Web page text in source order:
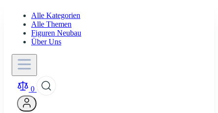
Alle Kategorien
Alle Themen
Figuren Neubau
Über Uns
0